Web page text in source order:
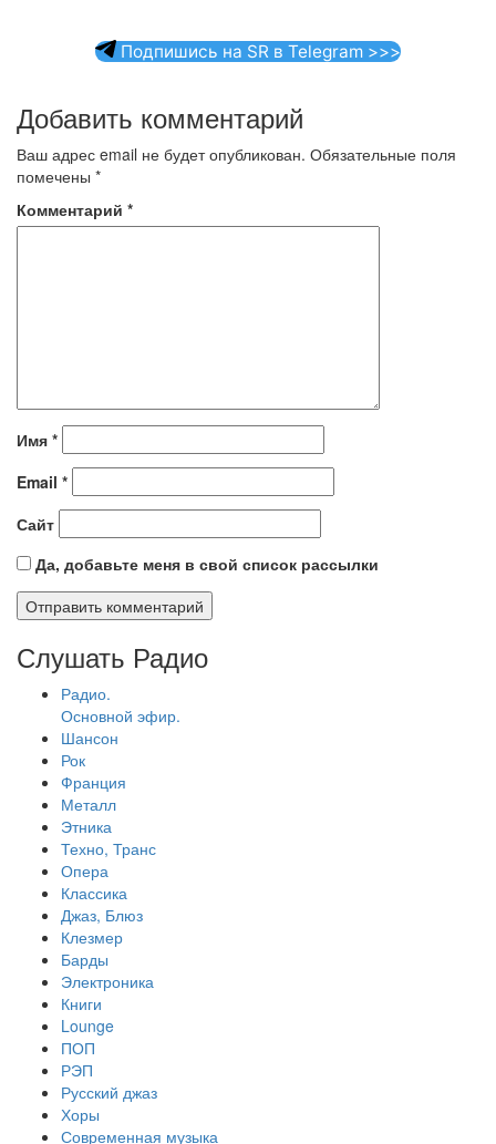
Подпишись на SR в Telegram >>>
Добавить комментарий
Ваш адрес email не будет опубликован. Обязательные поля
помечены *
Комментарий *
Имя *
Email *
Сайт
Да, добавьте меня в свой список рассылки
Слушать Радио
Радио.
Основной эфир.
Шансон
Рок
Франция
Металл
Этника
Техно, Транс
Опера
Классика
Джаз, Блюз
Клезмер
Барды
Электроника
Книги
Lounge
ПОП
РЭП
Русский джаз
Хоры
Современная музыка